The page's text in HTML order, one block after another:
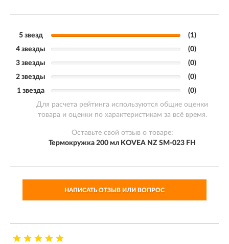
5 звезд
(1)
4 звезды
(0)
3 звезды
(0)
2 звезды
(0)
1 звезда
(0)
Для расчета рейтинга используются общие оценки
товара и оценки по характеристикам за всё время.
Оставьте свой отзыв о товаре:
Термокружка 200 мл KOVEA NZ SM-023 FH
НАПИСАТЬ ОТЗЫВ ИЛИ ВОПРОС